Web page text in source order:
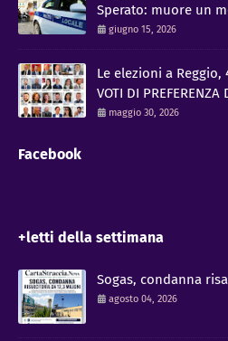
Sperato: muore un
giugno 15, 2026
Le elezioni a
VOTI DI PREFERENZA
maggio 30, 2026
Facebook
+letti della settimana
Sogas, condanna
agosto 04, 2026